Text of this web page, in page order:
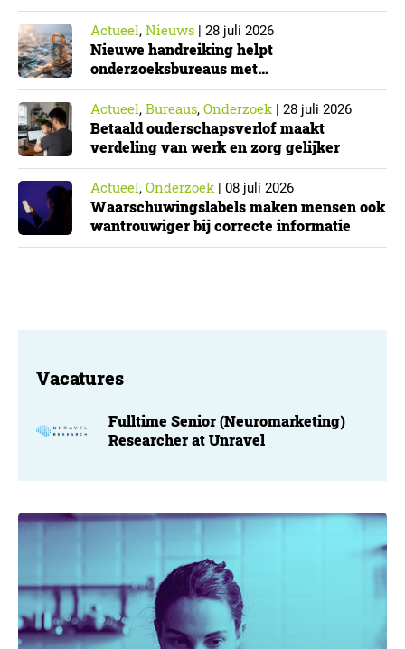
Actueel, Nieuws | 28 juli 2026
Nieuwe handreiking helpt
onderzoeksbureaus met
Cyberbeveiligingswet
Actueel, Bureaus, Onderzoek| 28 juli 2026
Betaald ouderschapsverlof maakt
verdeling van werk en zorg gelijker
Actueel, Onderzoek| 08 juli 2026
Waarschuwingslabels maken mensen ook
wantrouwiger bij correcte informatie
Vacatures
Fulltime Senior (Neuromarketing)
Researcher at Unravel